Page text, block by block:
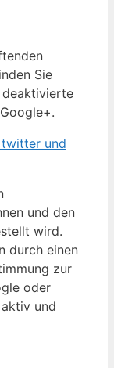
Sie
deaktivierte
und den
wird.
durch einen
zur
oder
und